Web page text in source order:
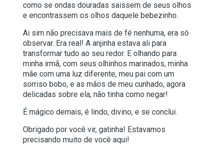
como se ondas douradas saissem de seus olhos
e encontrassem os olhos daquele bebezinho.
Ai sim não precisava mais de fé nenhuma, era só
observar. Era real! A anjinha estava ali para
transformar tudo ao seu redor. E olhando para
minha irmã, com seus olhinhos marinados, minha
mãe com uma luz diferente, meu pai com um
sorriso bobo, e as mãos de meu cunhado, agora
delicadas sobre ela, não tinha como negar!
É mágico demais, é lindo, divino, e se conclui.
Obrigado por você vir, gatinha! Estavamos
precisando muito de você aqui!